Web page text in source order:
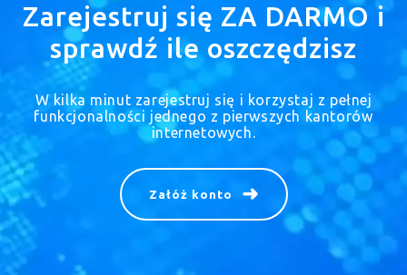
Zarejestruj się ZA DARMO i
sprawdź ile oszczędzisz
W kilka minut zarejestruj się i korzystaj z pełnej
funkcjonalności jednego z pierwszych kantorów
internetowych.
Załóż konto